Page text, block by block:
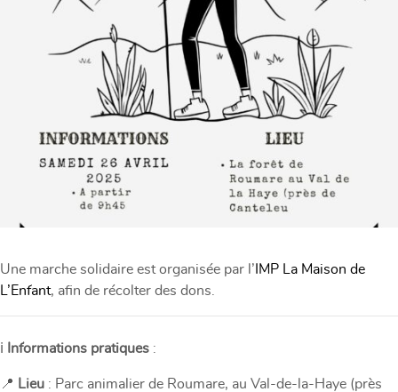
Une marche solidaire est organisée par l’ IMP La Maison de
L’Enfant, afin de récolter des dons.
ℹ️ Informations pratiques :
📍 Lieu : Parc animalier de Roumare, au Val-de-la-Haye (près